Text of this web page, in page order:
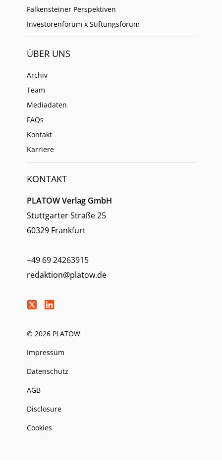
Falkensteiner Perspektiven
Investorenforum x Stiftungsforum
ÜBER UNS
Archiv
Team
Mediadaten
FAQs
Kontakt
Karriere
KONTAKT
PLATOW Verlag GmbH
Stuttgarter Straße 25
60329 Frankfurt
+49 69 24263915
redaktion@platow.de
© 2026 PLATOW
Impressum
Datenschutz
AGB
Disclosure
Cookies